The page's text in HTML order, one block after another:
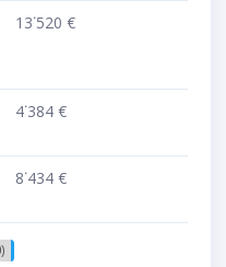
13˙520 €
4˙384 €
8˙434 €